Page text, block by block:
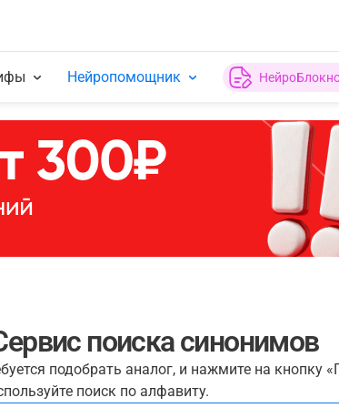
Нейропомощник
поиска синонимов
подобрать аналог, и нажмите на кнопку
поиск по алфавиту.